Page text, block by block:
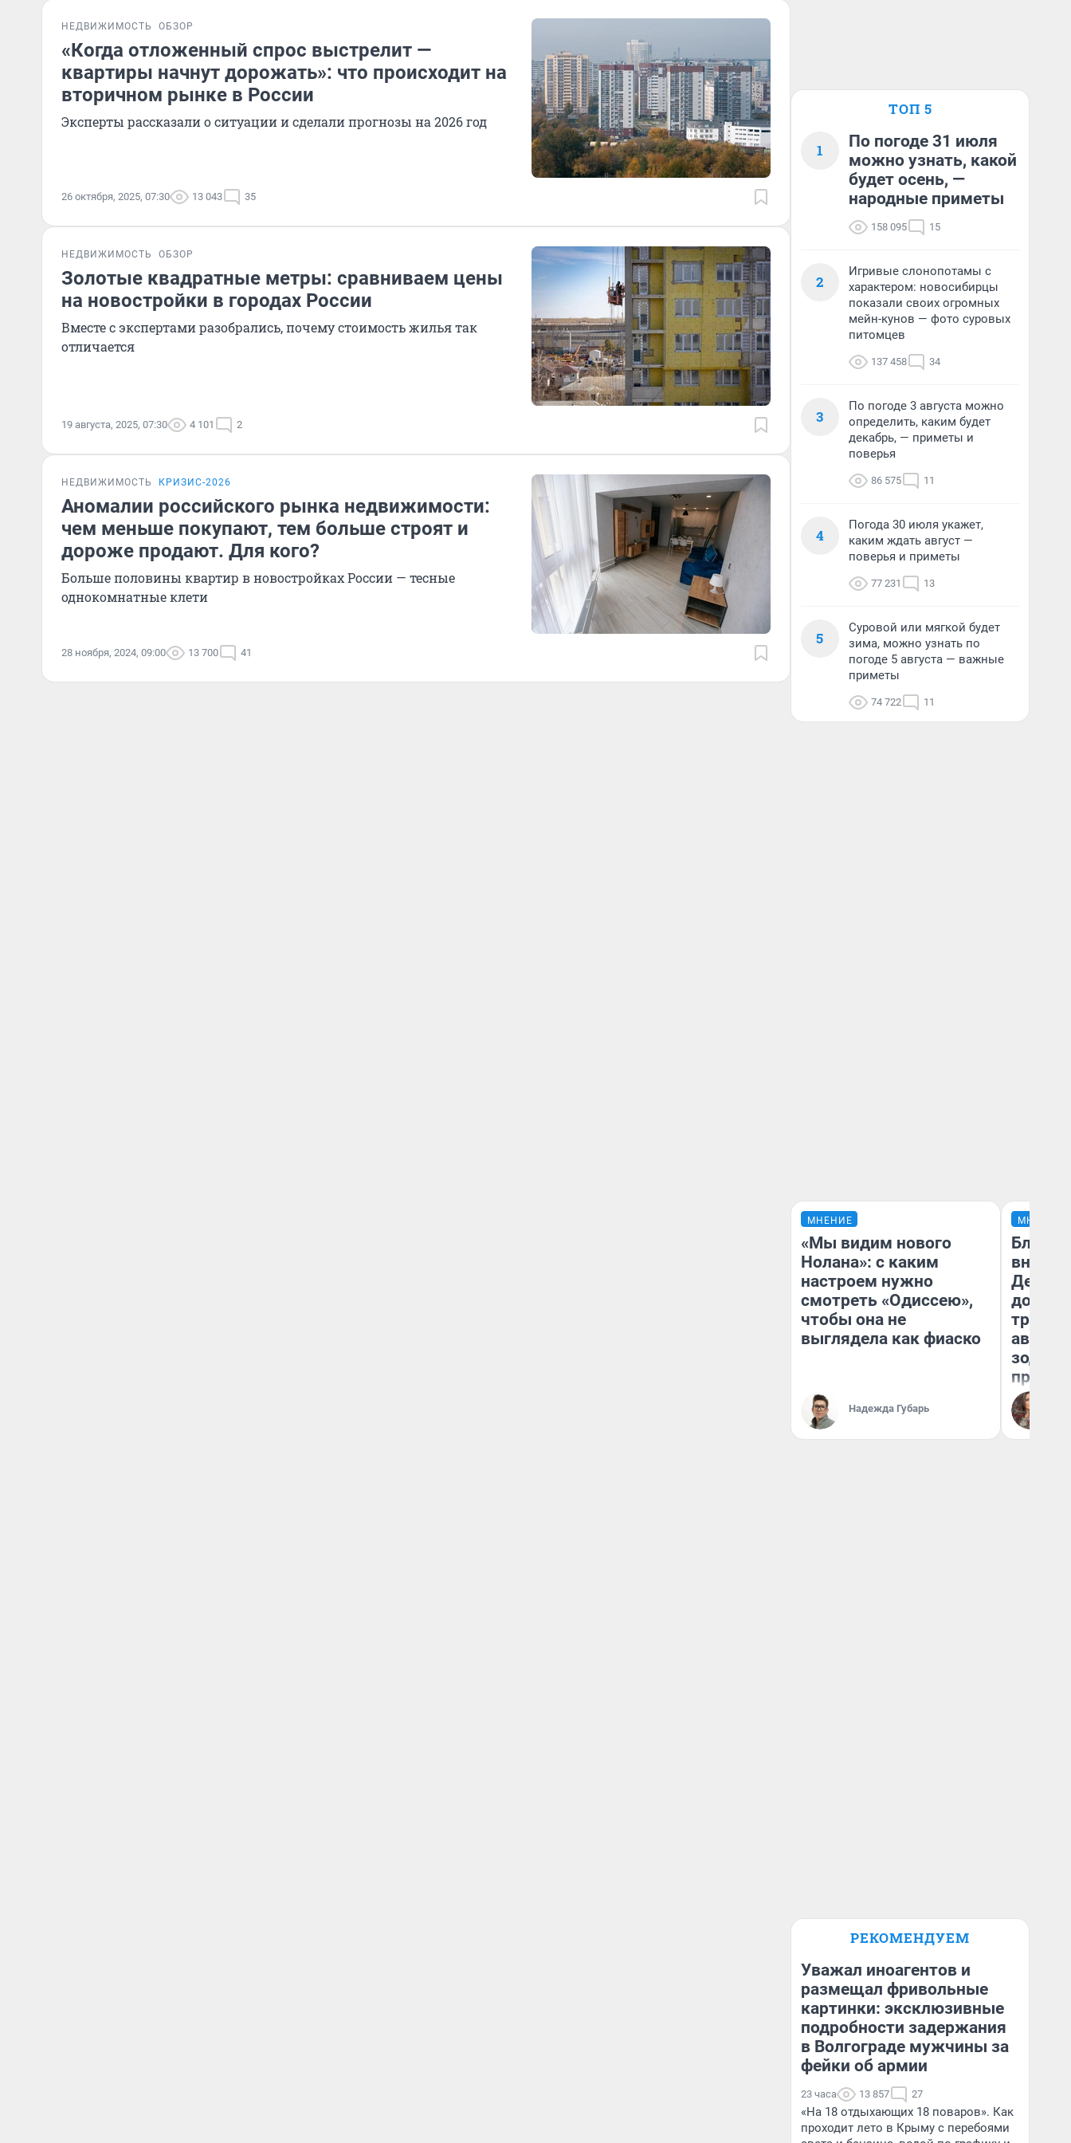
НЕДВИЖИМОСТЬ ОБЗОР
«Когда отложенный спрос выстрелит —
квартиры начнут дорожать»: что происходит на
вторичном рынке в России
Эксперты рассказали о ситуации и сделали прогнозы на 2026 год
26 октября, 2025, 07:30 13 043 35
НЕДВИЖИМОСТЬ ОБЗОР
Золотые квадратные метры: сравниваем цены
на новостройки в городах России
Вместе с экспертами разобрались, почему стоимость жилья так
отличается
19 августа, 2025, 07:30 4 101 2
НЕДВИЖИМОСТЬ КРИЗИС-2026
Аномалии российского рынка недвижимости:
чем меньше покупают, тем больше строят и
дороже продают. Для кого?
Больше половины квартир в новостройках России — тесные
однокомнатные клети
28 ноября, 2024, 09:00 13 700 41
ТОП 5
1
По погоде 31 июля
можно узнать, какой
будет осень, —
народные приметы
158 095 15
2
Игривые слонопотамы с
характером: новосибирцы
показали своих огромных
мейн-кунов — фото суровых
питомцев
137 458 34
3
По погоде 3 августа можно
определить, каким будет
декабрь, — приметы и
поверья
86 575 11
4
Погода 30 июля укажет,
каким ждать август —
поверья и приметы
77 231 13
5
Суровой или мягкой будет
зима, можно узнать по
погоде 5 августа — важные
приметы
74 722 11
МНЕНИЕ
«Мы видим нового
Нолана»: с каким
настроем нужно
смотреть «Одиссею»,
чтобы она не
выглядела как фиаско
Надежда Губарь
МНЕНИЕ
Девам
траты:
август
РЕКОМЕНДУЕМ
Уважал иноагентов и
размещал фривольные
картинки: эксклюзивные
подробности задержания
в Волгограде мужчины за
фейки об армии
23 часа 13 857 27
«На 18 отдыхающих 18 поваров». Как
проходит лето в Крыму с перебоями